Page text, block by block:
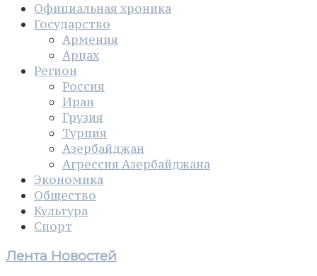
Официальная хроника
Государство
Армения
Арцах
Регион
Россия
Иран
Грузия
Турция
Азербайджан
Агрессия Азербайджана
Экономика
Общество
Культура
Спорт
Лента Новостей